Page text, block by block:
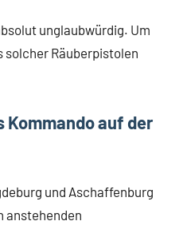
unglaubwürdig. Um
solcher Räuberpistolen
Kommando auf der
und Aschaffenburg
anstehenden